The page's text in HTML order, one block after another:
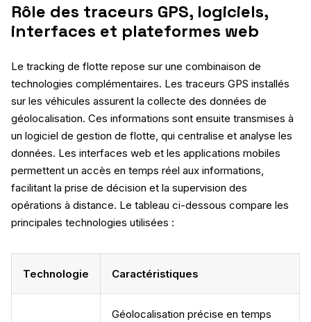
Rôle des traceurs GPS, logiciels,
interfaces et plateformes web
Le tracking de flotte repose sur une combinaison de
technologies complémentaires. Les traceurs GPS installés
sur les véhicules assurent la collecte des données de
géolocalisation. Ces informations sont ensuite transmises à
un logiciel de gestion de flotte, qui centralise et analyse les
données. Les interfaces web et les applications mobiles
permettent un accès en temps réel aux informations,
facilitant la prise de décision et la supervision des
opérations à distance. Le tableau ci-dessous compare les
principales technologies utilisées :
Technologie Caractéristiques
Géolocalisation précise en temps